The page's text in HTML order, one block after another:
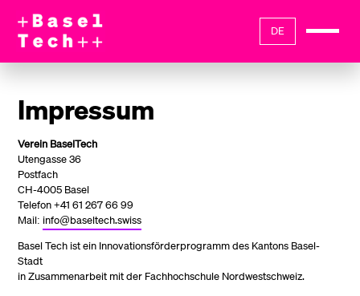
DE
Impressum
Verein BaselTech
Utengasse 36
Postfach
CH-4005 Basel
Telefon +41 61 267 66 99
Mail: info@baseltech.swiss
Basel Tech ist ein Innovationsförderprogramm des Kantons Basel-
Stadt
in Zusammenarbeit mit der Fachhochschule Nordwestschweiz.